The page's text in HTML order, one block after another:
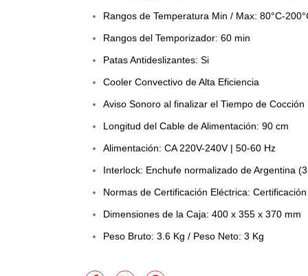
Rangos de Temperatura Min / Max: 80°C-
Rangos del Temporizador: 60 min
Patas Antideslizantes: Si
Cooler Convectivo de Alta Eficiencia
Aviso Sonoro al finalizar el Tiempo de Cocción
Longitud del Cable de Alimentación: 90 cm
Alimentación: CA 220V-240V | 50-60 Hz
Interlock: Enchufe normalizado de Argentina
Normas de Certificación Eléctrica:
Dimensiones de la Caja: 400 x 355 x 370 mm
Peso Bruto: 3.6 Kg / Peso Neto: 3 Kg